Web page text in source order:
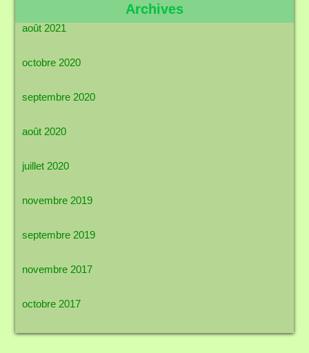
Archives
août 2021
octobre 2020
septembre 2020
août 2020
juillet 2020
novembre 2019
septembre 2019
novembre 2017
octobre 2017